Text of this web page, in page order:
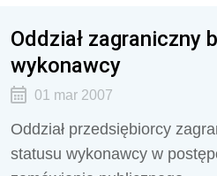
Oddział zagraniczny
wykonawcy
01 mar 2007
Oddział przedsiębiorcy
statusu wykonawcy w